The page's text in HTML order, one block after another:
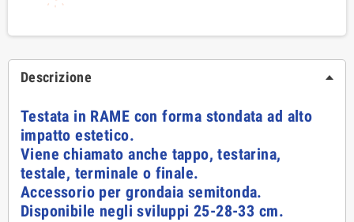
Descrizione
Testata in RAME con forma stondata ad alto
impatto estetico.
Viene chiamato anche tappo, testarina,
testale, terminale o finale.
Accessorio per grondaia semitonda.
Disponibile negli sviluppi 25-28-33 cm.